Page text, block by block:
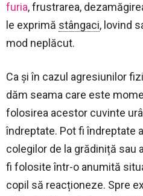
furia, frustrarea,
le exprimă stângaci, lovind
mod neplăcut.
Ca și în cazul agresiunilor
dăm seama care este
folosirea acestor cuvinte
îndreptate. Pot fi îndreptate
colegilor de la grădiniță sau
fi folosite într-o anumită
copil să reacționeze. Spre